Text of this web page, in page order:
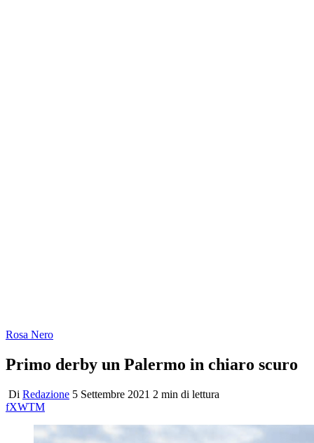
Rosa Nero
Primo derby un Palermo in chiaro scuro
Di Redazione 5 Settembre 2021 2 min di lettura
fXWTM